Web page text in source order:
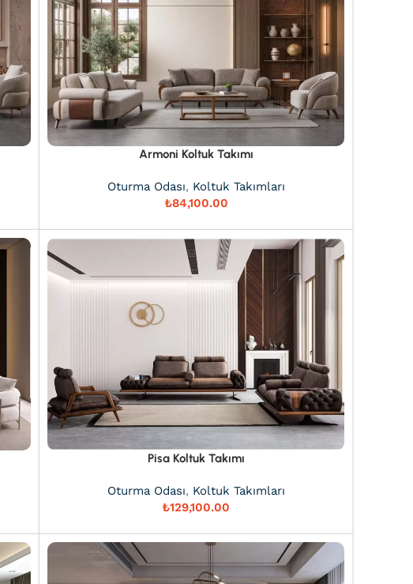
Armoni Koltuk Takımı
Oturma Odası, Koltuk Takımları
₺
Pisa Koltuk Takımı
Oturma Odası, Koltuk Takımları
₺